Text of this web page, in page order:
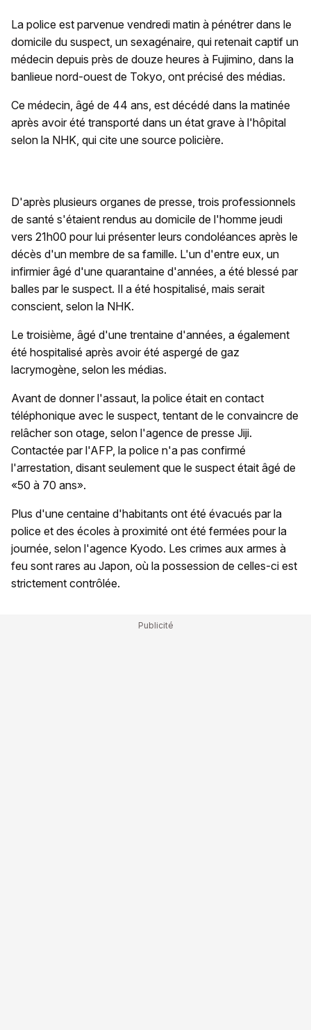
La police est parvenue vendredi matin à pénétrer dans le
domicile du suspect, un sexagénaire, qui retenait captif un
médecin depuis près de douze heures à Fujimino, dans la
banlieue nord-ouest de Tokyo, ont précisé des médias.
Ce médecin, âgé de 44 ans, est décédé dans la matinée
après avoir été transporté dans un état grave à l'hôpital
selon la NHK, qui cite une source policière.
D'après plusieurs organes de presse, trois professionnels
de santé s'étaient rendus au domicile de l'homme jeudi
vers 21h00 pour lui présenter leurs condoléances après le
décès d'un membre de sa famille. L'un d'entre eux, un
infirmier âgé d'une quarantaine d'années, a été blessé par
balles par le suspect. Il a été hospitalisé, mais serait
conscient, selon la NHK.
Le troisième, âgé d'une trentaine d'années, a également
été hospitalisé après avoir été aspergé de gaz
lacrymogène, selon les médias.
Avant de donner l'assaut, la police était en contact
téléphonique avec le suspect, tentant de le convaincre de
relâcher son otage, selon l'agence de presse Jiji.
Contactée par l'AFP, la police n'a pas confirmé
l'arrestation, disant seulement que le suspect était âgé de
«50 à 70 ans».
Plus d'une centaine d'habitants ont été évacués par la
police et des écoles à proximité ont été fermées pour la
journée, selon l'agence Kyodo. Les crimes aux armes à
feu sont rares au Japon, où la possession de celles-ci est
strictement contrôlée.